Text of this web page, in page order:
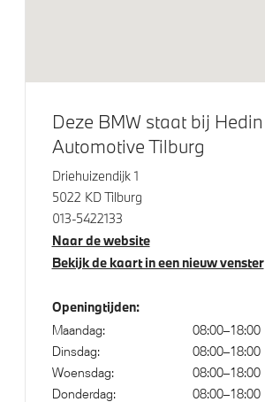
Jet Black
Trekhaak elektrisch uitklapbaar
Klimaatbeheersing
Automatische 3-zone Airconditioning
Elektrische voorzieningen
Draadloos oplaadstation
Driving Assistant
Deze BMW staat bij Hedin
Automotive Tilburg
Driehuizendijk 1
5022 KD Tilburg
013-5422133
Naar de website
Bekijk de kaart in een nieuw venster
Openingtijden:
Maandag:
08:00–18:00
Dinsdag:
08:00–18:00
Woensdag:
08:00–18:00
Donderdag:
08:00–18:00